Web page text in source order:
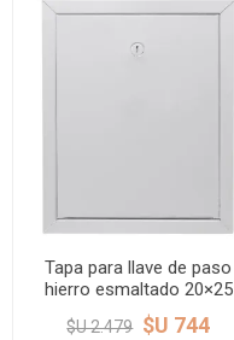
Tapa para llave de paso
hierro esmaltado 20×25
DELTA
$U 2.479 $U 744